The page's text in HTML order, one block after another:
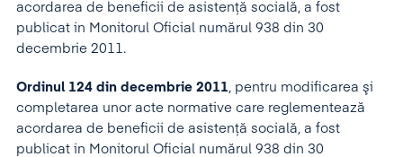
acordarea de beneficii de asistenţă socială, a fost
publicat in Monitorul Oficial numărul 938 din 30
decembrie 2011.
Ordinul 124 din decembrie 2011, pentru modificarea şi
completarea unor acte normative care reglementează
acordarea de beneficii de asistenţă socială, a fost
publicat in Monitorul Oficial numărul 938 din 30